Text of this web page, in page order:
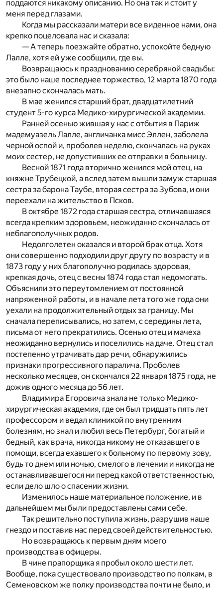
поддаются никакому описанию. Но она так и стоит у
меня перед глазами.
Когда мы рассказали матери все виденное нами, она
крепко поцеловала нас и сказала:
— А теперь поезжайте обратно, успокойте бедную
Лалле, хотя ей уже сообщили, где вы.
Возвращаюсь к празднованию серебряной свадьбы:
это было наше последнее торжество, 12 марта 1870 года
внезапно скончалась мать.
В мае женился старший брат, двадцатилетний
студент 5-го курса Медико-хирургической академии.
Ранней осенью жившая у нас с отбытия в Париж
мадемуазель Лалле, англичанка мисс Эллен, заболела
черной оспой и, проболев неделю, скончалась на руках
моих сестер, не допустивших ее отправки в больницу.
Весной 1871 года вторично женился мой отец, на
княжне Трубецкой, а вслед затем вышли замуж старшая
сестра за барона Таубе, вторая сестра за Зубова, и они
переехали на жительство в Псков.
В октябре 1872 года старшая сестра, отличавшаяся
всегда крепким здоровьем, неожиданно скончалась от
неблагополучных родов.
Недолголетен оказался и второй брак отца. Хотя
они совершенно подходили друг другу по возрасту и в
1873 году у них благополучно родилась здоровая,
крепкая дочь, отец с весны 1874 года стал недомогать.
Объяснили это переутомлением от постоянной
напряженной работы, и в начале лета того же года они
уехали на продолжительный отдых за границу. Мы
сначала переписывались, но затем, с середины лета,
письма от него прекратились. Осенью отец и мачеха
неожиданно вернулись и поселились на даче. Отец стал
постепенно утрачивать дар речи, обнаружились
признаки прогрессивного паралича. Проболев
несколько месяцев, он скончался 22 января 1875 года, не
дожив одного месяца до 56 лет.
Владимира Егоровича знала не только Медико-
хирургическая академия, где он был тридцать пять лет
профессором и ведал клиникой по внутренним
болезням, но знал и любил весь Петербург, богатый и
бедный, как врача, никогда никому не отказавшего в
помощи, всегда ехавшего к больному по первому зову,
будь то днем или ночью, смелого в лечении и никогда не
останавливавшегося ни перед какой ответственностью,
если дело шло о спасении жизни.
Изменилось наше материальное положение, и в
дальнейшем мы были предоставлены сами себе.
Так решительно поступила жизнь, разрушив наше
гнездо и поставив нас перед своей действительностью.
Но возвращаюсь к первым дням моего
производства в офицеры.
В чине прапорщика я пробыл около шести лет.
Вообще, пока существовало производство по полкам, в
Семеновском же полку производства почти не было, и